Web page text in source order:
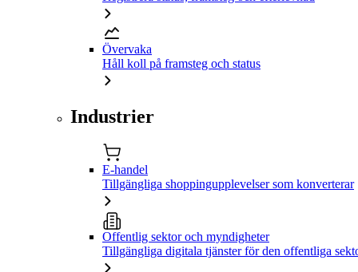
Övervaka
Håll koll på framsteg och status
Industrier
E-handel
Tillgängliga shoppingupplevelser som konverterar
Offentlig sektor och myndigheter
Tillgängliga digitala tjänster för den offentliga